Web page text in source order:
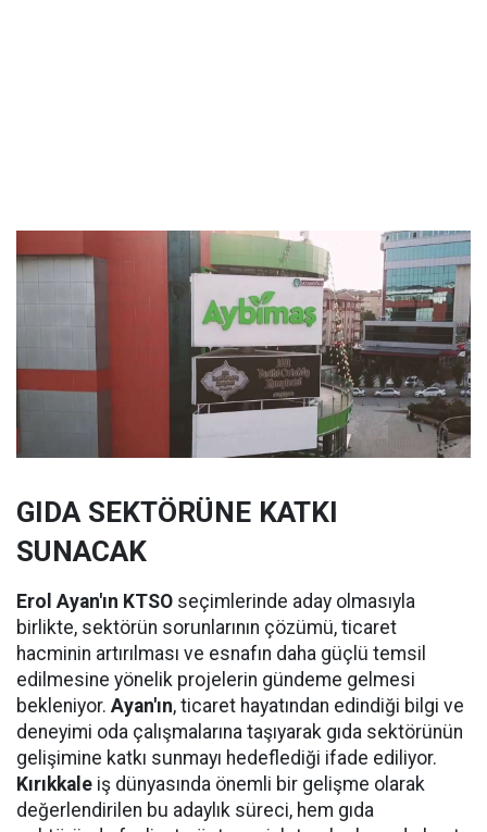
GIDA SEKTÖRÜNE KATKI
SUNACAK
Erol Ayan'ın KTSO seçimlerinde aday olmasıyla
birlikte, sektörün sorunlarının çözümü, ticaret
hacminin artırılması ve esnafın daha güçlü temsil
edilmesine yönelik projelerin gündeme gelmesi
bekleniyor. Ayan'ın, ticaret hayatından edindiği bilgi ve
deneyimi oda çalışmalarına taşıyarak gıda sektörünün
gelişimine katkı sunmayı hedeflediği ifade ediliyor.
Kırıkkale iş dünyasında önemli bir gelişme olarak
değerlendirilen bu adaylık süreci, hem gıda